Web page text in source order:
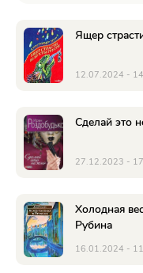
Ящер
12.07.2024 -
Сделай это
27.12.2023 -
Холодная
Рубина
16.01.2024 -